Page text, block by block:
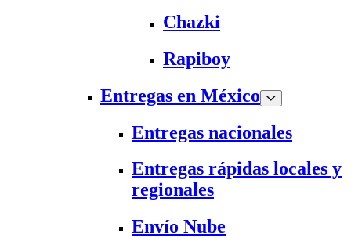
Chazki
Rapiboy
Entregas en México
Entregas nacionales
Entregas rápidas locales y
regionales
Envío Nube